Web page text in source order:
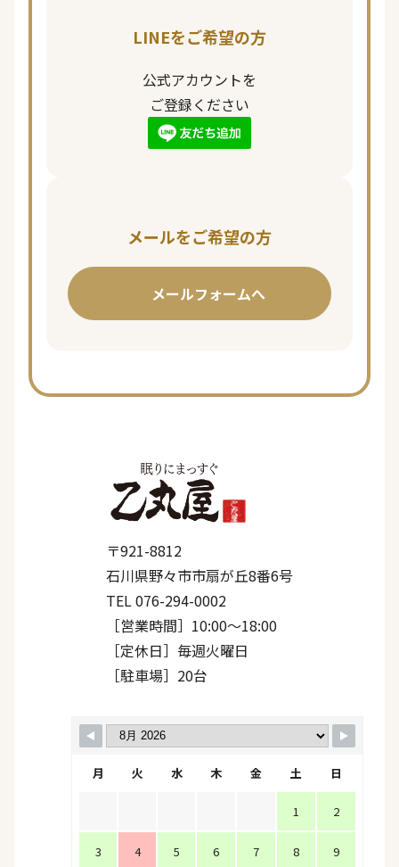
LINEをご希望の方
公式アカウントを
ご登録ください
メールをご希望の方
メールフォームへ
〒921-8812
石川県野々市市扇が丘8番6号
TEL 076-294-0002
［営業時間］10:00〜18:00
［定休日］毎週火曜日
［駐車場］20台
月 火 水 木 金 土 日
1 2
3 4 5 6 7 8 9